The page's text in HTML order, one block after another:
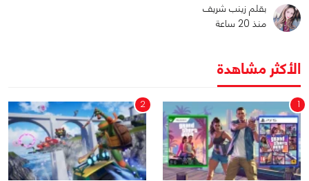
بقلم زينب شريف
منذ 20 ساعة
الأكثر مشاهدة
1
2